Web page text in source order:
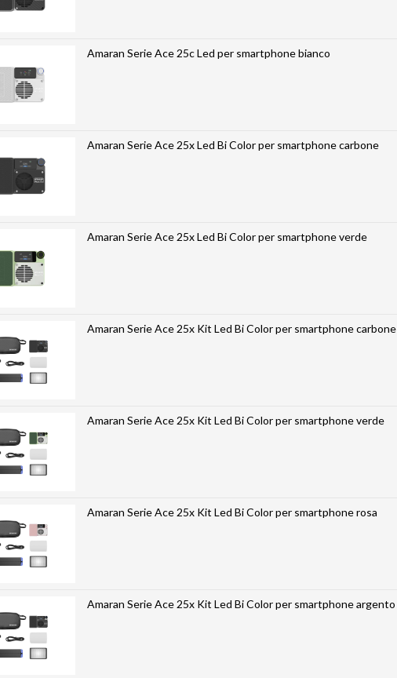
Amaran Serie Ace 25c Led per smartphone bianco
Amaran Serie Ace 25x Led Bi Color per smartphone carbone
Amaran Serie Ace 25x Led Bi Color per smartphone verde
Amaran Serie Ace 25x Kit Led Bi Color per smartphone carbone
Amaran Serie Ace 25x Kit Led Bi Color per smartphone verde
Amaran Serie Ace 25x Kit Led Bi Color per smartphone rosa
Amaran Serie Ace 25x Kit Led Bi Color per smartphone argento